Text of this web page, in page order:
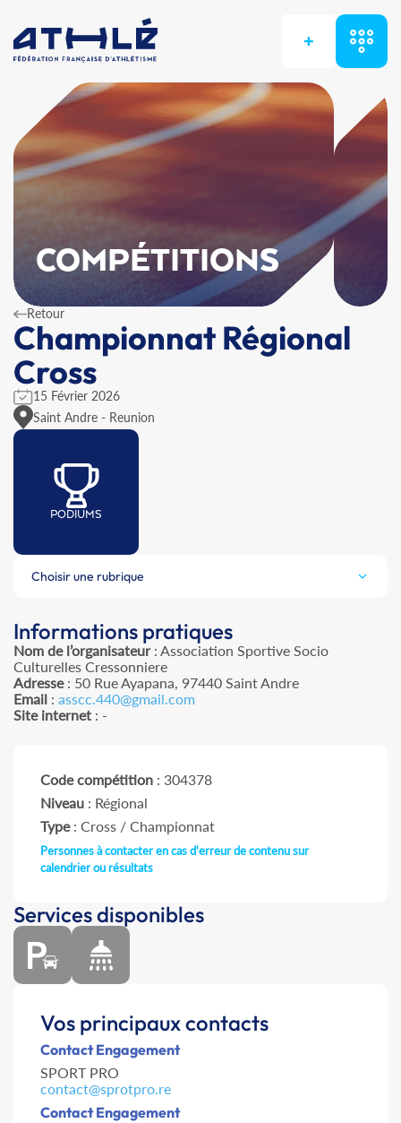
+
COMPÉTITIONS
Retour
Championnat Régional
Cross
15 Février 2026
Saint Andre - Reunion
PODIUMS
Choisir une rubrique
Informations pratiques
Nom de l’organisateur: Association Sportive Socio
Culturelles Cressonniere
Adresse: 50 Rue Ayapana, 97440 Saint Andre
Email : asscc.440@gmail.com
Site internet : -
Code compétition : 304378
Niveau : Régional
Type: Cross / Championnat
Personnes à contacter en cas d'erreur de contenu sur
calendrier ou résultats
Services disponibles
Vos principaux contacts
Contact Engagement
SPORT PRO
contact@sprotpro.re
Contact Engagement